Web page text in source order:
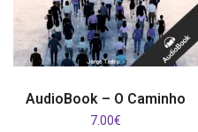
COMPRAR
AudioBook – O Caminho
7.00€